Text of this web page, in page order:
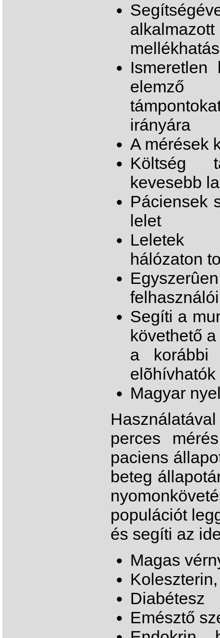
Ismeretlen
elemző
irányára
A mérések
Költség
kevesebb
Páciensek
lelet
Leletek
hálózaton
Segíti a
követhető
a korábbi
elõhívhatók
Magyar
perces
paciens
beteg
populációt
és segíti az
Magas
Diabétesz
Emésztő